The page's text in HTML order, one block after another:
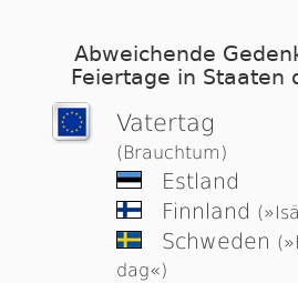
Abweichende
Feiertage in Staaten
Vatertag
(Brauchtum)
Estland
Finnland
Schweden
dag«)